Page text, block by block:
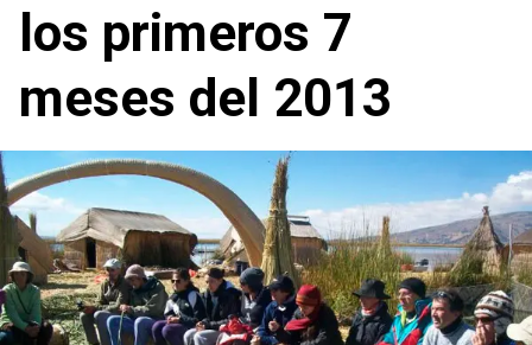
los primeros 7
meses del 2013